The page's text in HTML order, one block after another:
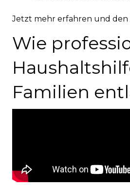
Jetzt mehr erfahren und
Wie
Familien